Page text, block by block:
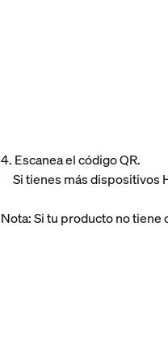
4. Escanea el código QR.
Si tienes más dispositivos
Nota: Si tu producto no tiene